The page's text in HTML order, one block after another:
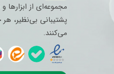
مجموعه‌ای از
پشتیبانی بی‌نظیر،
می‌کنند.